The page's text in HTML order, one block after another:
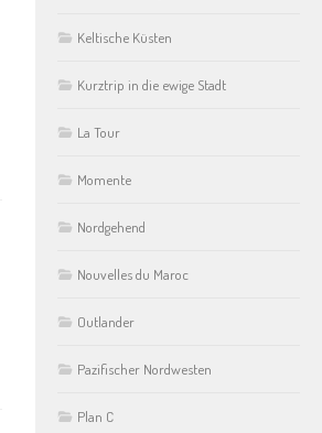
Keltische Küsten
Kurztrip in die ewige Stadt
La Tour
Momente
Nordgehend
Nouvelles du Maroc
Outlander
Pazifischer Nordwesten
Plan C